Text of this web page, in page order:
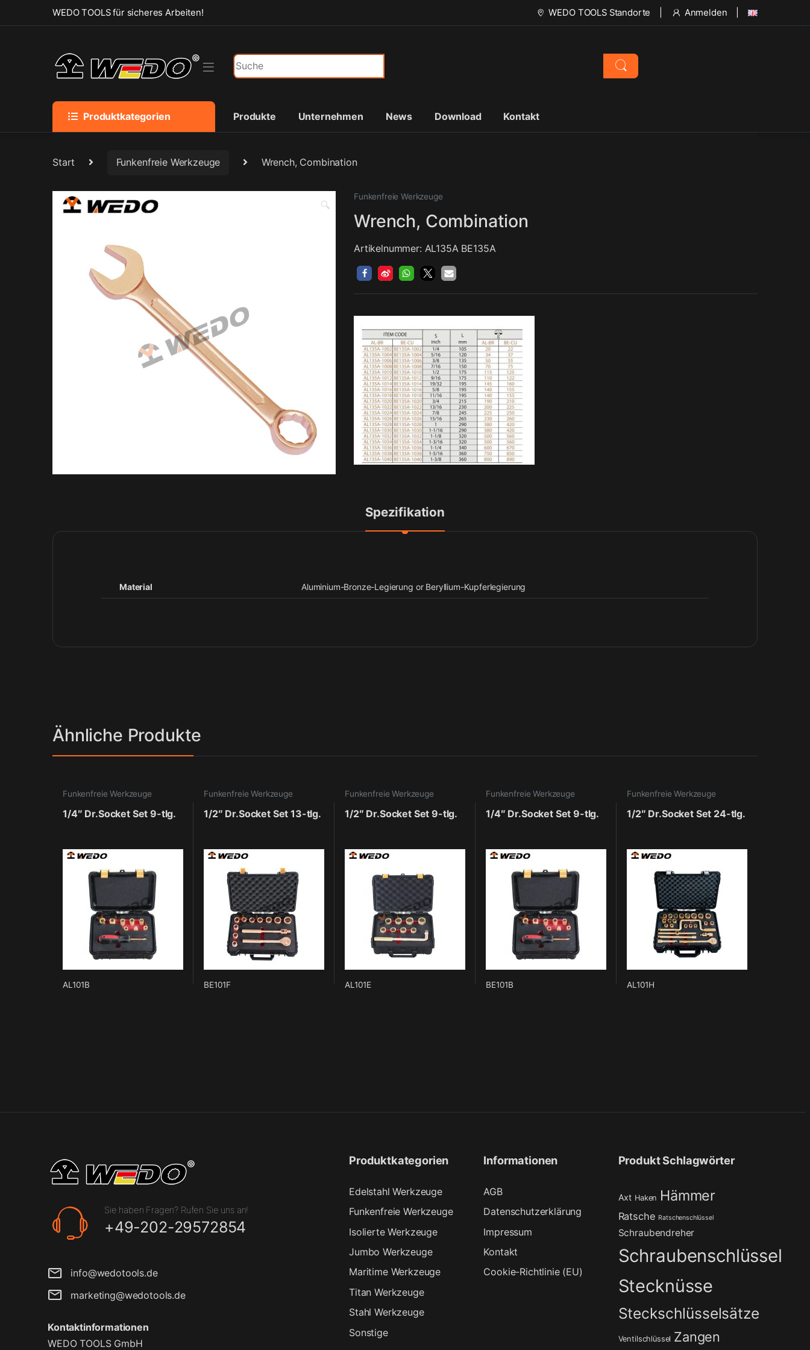
Skip to navigation
Skip to contentWEDO TOOLS für sicheres Arbeiten! WEDO TOOLS Standorte Anmelden
Search for:
Produktkategorien Produkte Unternehmen News Download Kontakt
Start Funkenfreie Werkzeuge Wrench, Combination
🔍
Funkenfreie Werkzeuge
Wrench, Combination
Artikelnummer: AL135A BE135A
Spezifikation
Material Aluminium-Bronze-Legierung or Beryllium-Kupferlegierung
Ähnliche Produkte
Funkenfreie Werkzeuge
1/4″ Dr.Socket Set 9-tlg.
AL101B
Funkenfreie Werkzeuge
1/2″ Dr.Socket Set 13-tlg.
BE101F
Funkenfreie Werkzeuge
1/2″ Dr.Socket Set 9-tlg.
AL101E
Funkenfreie Werkzeuge
1/4″ Dr.Socket Set 9-tlg.
BE101B
Funkenfreie Werkzeuge
1/2″ Dr.Socket Set 24-tlg.
AL101H
Sie haben Fragen? Rufen Sie uns an!
+49-202-29572854
info@wedotools.de
marketing@wedotools.de
Kontaktinformationen
WEDO TOOLS GmbH
Produktkategorien
Edelstahl Werkzeuge
Funkenfreie Werkzeuge
Isolierte Werkzeuge
Jumbo Werkzeuge
Maritime Werkzeuge
Titan Werkzeuge
Stahl Werkzeuge
Sonstige
Informationen
AGB
Datenschutzerklärung
Impressum
Kontakt
Cookie-Richtlinie (EU)
Produkt Schlagwörter
Axt Haken Hämmer
Ratsche Ratschenschlüssel
Schraubendreher
Schraubenschlüssel
Stecknüsse
Steckschlüsselsätze
Ventilschlüssel Zangen